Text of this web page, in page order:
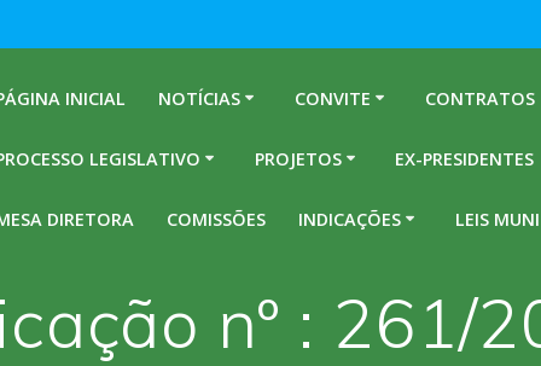
INICIAL NOTÍCIAS CONVITE CONTRATOS
LEGISLATIVO PROJETOS EX-PRESIDENTES
DIRETORA COMISSÕES INDICAÇÕES LEIS
nº : 261/